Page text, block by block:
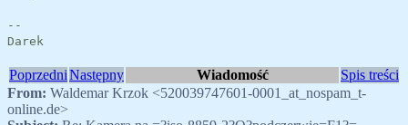
--
Darek
PoprzedniNastępny Wiadomość
Spis treści
From: Waldemar Krzok <520039747601-0001_at_nospam_t-
online.de>